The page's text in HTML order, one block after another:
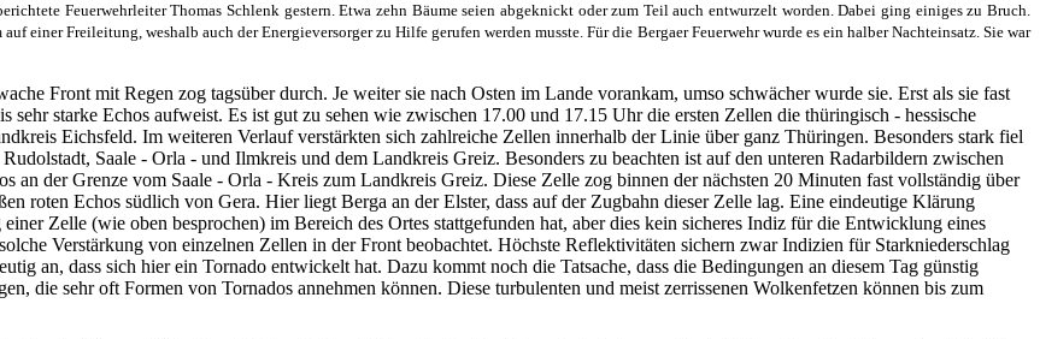
Feuerwehrleiter Thomas Schlenk gestern. Etwa zehn Bäume seien abgeknickt oder zum Teil auch entwurzelt worden. Dabei ging einiges zu Bruch.
einer Freileitung, weshalb auch der Energieversorger zu Hilfe gerufen werden musste. Für die Bergaer Feuerwehr wurde es ein halber Nachteinsatz. Sie war
Front mit Regen zog tagsüber durch. Je weiter sie nach Osten im Lande vorankam, umso schwächer wurde sie. Erst als sie fast
sehr starke Echos aufweist. Es ist gut zu sehen wie zwischen 17.00 und 17.15 Uhr die ersten Zellen die thüringisch - hessische
Eichsfeld. Im weiteren Verlauf verstärkten sich zahlreiche Zellen innerhalb der Linie über ganz Thüringen. Besonders stark fiel
Saale - Orla - und Ilmkreis und dem Landkreis Greiz. Besonders zu beachten ist auf den unteren Radarbildern zwischen
an der Grenze vom Saale - Orla - Kreis zum Landkreis Greiz. Diese Zelle zog binnen der nächsten 20 Minuten fast vollständig über
roten Echos südlich von Gera. Hier liegt Berga an der Elster, dass auf der Zugbahn dieser Zelle lag. Eine eindeutige Klärung
Zelle (wie oben besprochen) im Bereich des Ortes stattgefunden hat, aber dies kein sicheres Indiz für die Entwicklung eines
Verstärkung von einzelnen Zellen in der Front beobachtet. Höchste Reflektivitäten sichern zwar Indizien für Starkniederschlag
an, dass sich hier ein Tornado entwickelt hat. Dazu kommt noch die Tatsache, dass die Bedingungen an diesem Tag günstig
die sehr oft Formen von Tornados annehmen können. Diese turbulenten und meist zerrissenen Wolkenfetzen können bis zum